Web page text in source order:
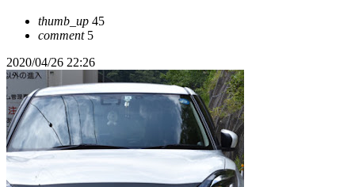
thumb_up 45
comment5
2020/04/26 22:26